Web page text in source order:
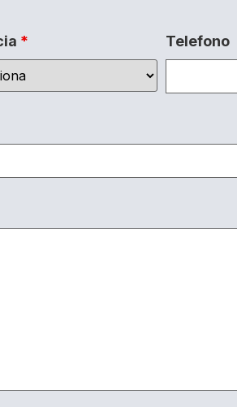
* Telefono